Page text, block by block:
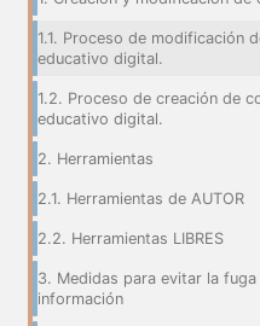
1.1. Proceso de modificación
educativo digital.
1.2. Proceso de creación de
educativo digital.
2. Herramientas
2.1. Herramientas de AUTOR
2.2. Herramientas LIBRES
3. Medidas para evitar la fuga
información